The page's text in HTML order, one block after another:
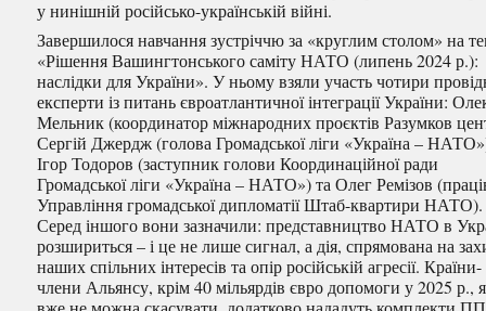
у нинішній російсько-українській війні.
Завершилося навчання зустріччю за «круглим столом» на
«Рішення Вашингтонського саміту НАТО (липень 2024 р.):
наслідки для України». У ньому взяли участь чотири
експерти із питань євроатлантичної інтеграції України:
Мельник (координатор міжнародних проєктів Разумков
Сергій Джердж (голова Громадської ліги «Україна –
Ігор Тодоров (заступник голови Координаційної ради
Громадської ліги «Україна – НАТО») та Олег Ремізов
Управління громадської дипломатії Штаб-квартири НАТО).
Серед іншого вони зазначили: представництво НАТО в
розшириться – і це не лише сигнал, а дія, спрямована на
наших спільних інтересів та опір російській агресії. Країни-
члени Альянсу, крім 40 мільярдів євро допомоги у 2025 р.,